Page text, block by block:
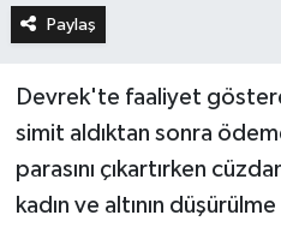
Paylaş
Devrek'te faaliyet
simit aldıktan sonra
parasını çıkartırken
kadın ve altının